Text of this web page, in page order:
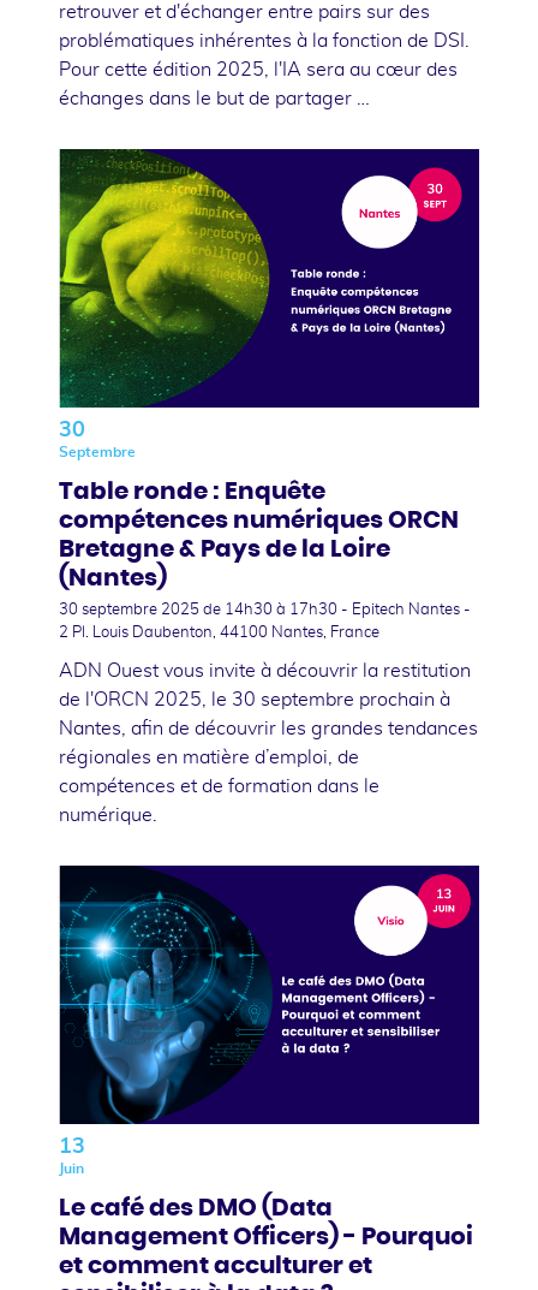
retrouver et d'échanger entre pairs sur des
problématiques inhérentes à la fonction de DSI.
Pour cette édition 2025, l'IA sera au cœur des
échanges dans le but de partager …
30
Septembre
Table ronde : Enquête
compétences numériques ORCN
Bretagne & Pays de la Loire
(Nantes)
30 septembre 2025 de 14h30 à 17h30 - Epitech Nantes -
2 Pl. Louis Daubenton, 44100 Nantes, France
ADN Ouest vous invite à découvrir la restitution
de l'ORCN 2025, le 30 septembre prochain à
Nantes, afin de découvrir les grandes tendances
régionales en matière d’emploi, de
compétences et de formation dans le
numérique.
13
Juin
Le café des DMO (Data
Management Officers) - Pourquoi
et comment acculturer et